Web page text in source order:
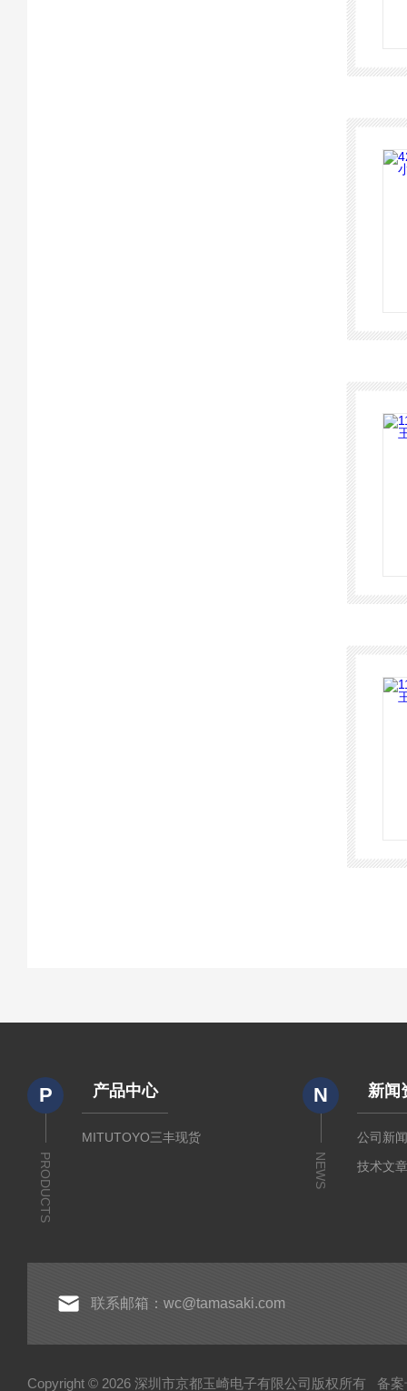
P
PRODUCTS
产品中心
MITUTOYO三丰现货
N
NEWS
新闻
公司新
技术文
联系邮箱：wc@tamasaki.com
Copyright © 2026 深圳市京都玉崎电子有限公司版权所有 备案